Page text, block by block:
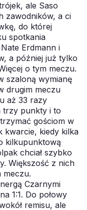
ale Saso
zawodników, a ci
do której
spotkania
Erdmann i
a później już tylko
o tym meczu.
szaloną wymianę
drugim meczu
aż 33 razy
trzy punkty i to
gościom w
kwarcie, kiedy kilka
kilkupunktową
chciał szybko
Większość z nich
meczu.
Czarnymi
1:1. Do połowy
remisu, ale